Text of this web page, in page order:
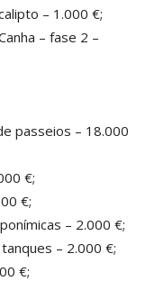
– 1.000 €;
– fase 2 –
passeios – 18.000
€;
€;
– 2.000 €;
– 2.000 €;
€;